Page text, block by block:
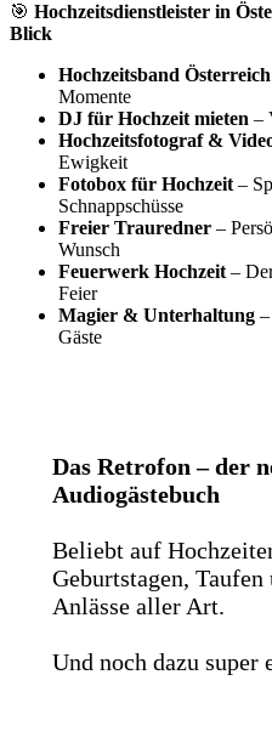
🎯 Hochzeitsdienstleister in
Blick
Hochzeitsband Österreich
Momente
DJ für Hochzeit mieten –
Hochzeitsfotograf &
Ewigkeit
Fotobox für Hochzeit –
Schnappschüsse
Freier Trauredner –
Wunsch
Feuerwerk Hochzeit –
Feier
Magier & Unterhaltung
Gäste
Das Retrofon – der
Audiogästebuch
Beliebt auf
Geburtstagen, Taufen
Anlässe aller Art.
Und noch dazu super